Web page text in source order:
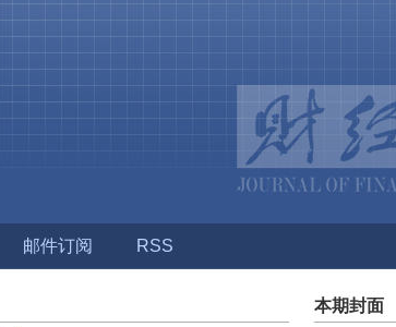
邮件订阅 RSS
本期封面